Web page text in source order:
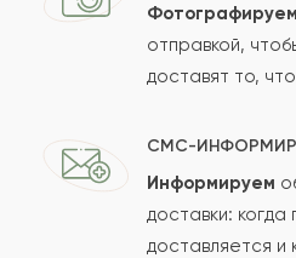
Сколько будет
отправкой,
доставят то,
СМС-
Информируем
доставки:
доставляется и